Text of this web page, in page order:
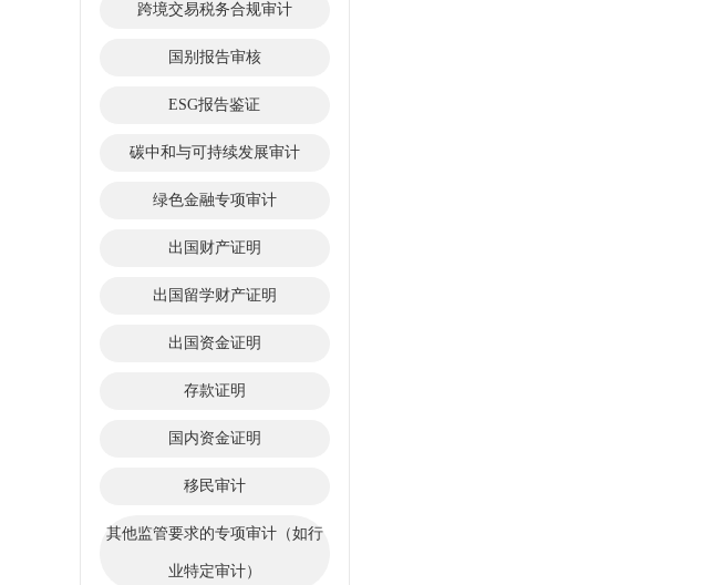
跨境交易税务合规审计
国别报告审核
ESG报告鉴证
碳中和与可持续发展审计
绿色金融专项审计
出国财产证明
出国留学财产证明
出国资金证明
存款证明
国内资金证明
移民审计
其他监管要求的专项审计（如行
业特定审计）